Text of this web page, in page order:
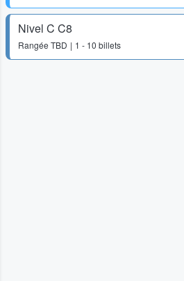
Nivel C C8
Rangée TBD 1 - 10 billets